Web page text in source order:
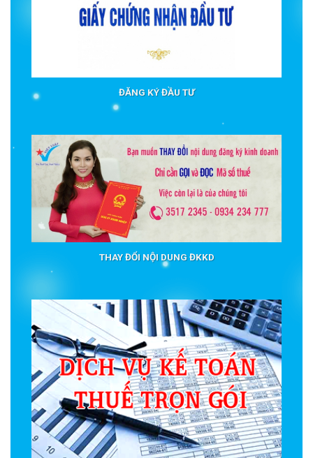
ĐĂNG KÝ ĐẦU TƯ
THAY ĐỔI NỘI DUNG ĐKKD